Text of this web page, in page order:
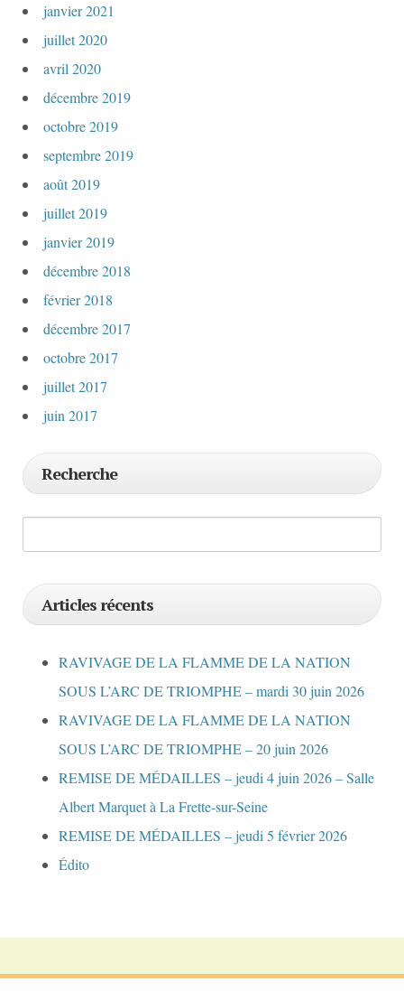
janvier 2021
juillet 2020
avril 2020
décembre 2019
octobre 2019
septembre 2019
août 2019
juillet 2019
janvier 2019
décembre 2018
février 2018
décembre 2017
octobre 2017
juillet 2017
juin 2017
Recherche
Articles récents
RAVIVAGE DE LA FLAMME DE LA NATION
SOUS L’ARC DE TRIOMPHE – mardi 30 juin 2026
RAVIVAGE DE LA FLAMME DE LA NATION
SOUS L’ARC DE TRIOMPHE – 20 juin 2026
REMISE DE MÉDAILLES – jeudi 4 juin 2026 – Salle
Albert Marquet à La Frette-sur-Seine
REMISE DE MÉDAILLES – jeudi 5 février 2026
Édito